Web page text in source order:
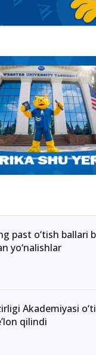
past o‘tish ballari
yo‘nalishlar
Akademiyasi
qilindi